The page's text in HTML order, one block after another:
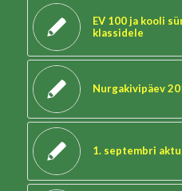
EV 100 ja kooli
klassidele
Nurgakivipäev
1. septembri